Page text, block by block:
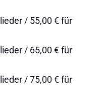
/ 55,00 € für
/ 65,00 € für
/ 75,00 € für